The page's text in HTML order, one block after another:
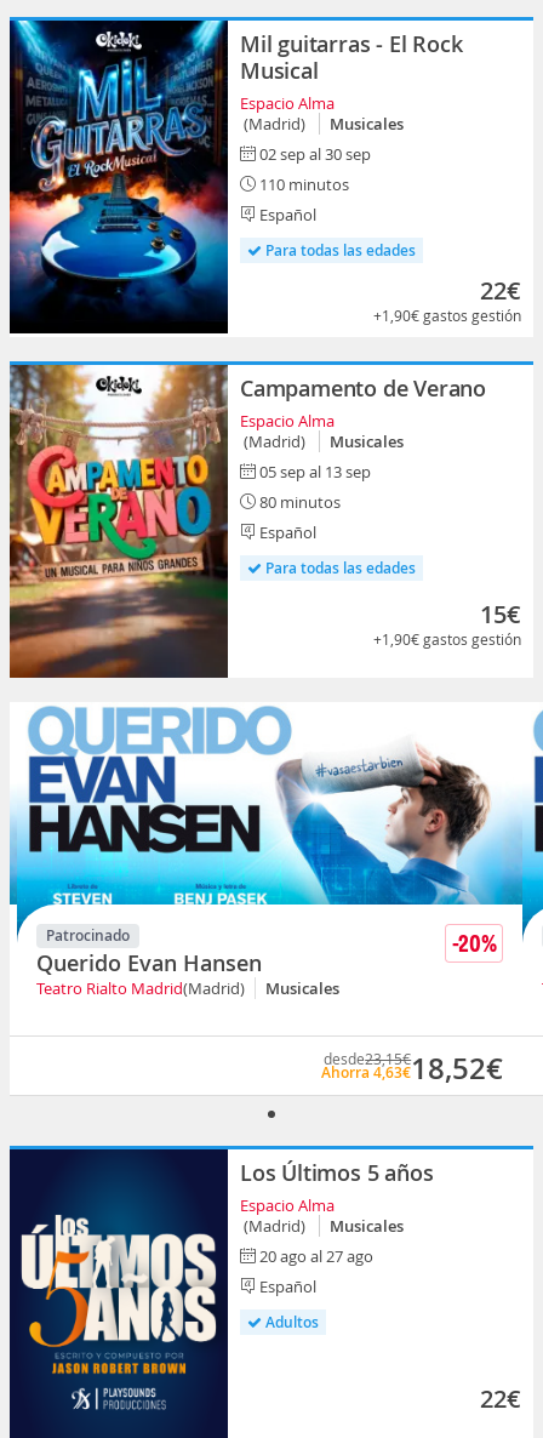
Mil guitarras - El Rock
Musical
Espacio Alma
(Madrid)
Musicales
02 sep al 30 sep
110 minutos
Español
Para todas las edades
22€
+1,90€gastos gestión
Campamento de Verano
Espacio Alma
(Madrid)
Musicales
05 sep al 13 sep
80 minutos
Español
Para todas las edades
15€
+1,90€gastos gestión
Patrocinado
Querido Evan Hansen
-20%
Teatro Rialto Madrid(Madrid) Musicales
desde23,15€
Ahorra 4,63€18,52€
Los Últimos 5 años
Espacio Alma
(Madrid)
Musicales
20 ago al 27 ago
Español
Adultos
22€